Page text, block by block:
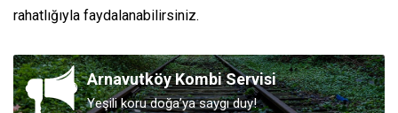
rahatlığıyla faydalanabilirsiniz.
Arnavutköy Kombi Servisi
Yeşili koru doğa’ya saygı duy!